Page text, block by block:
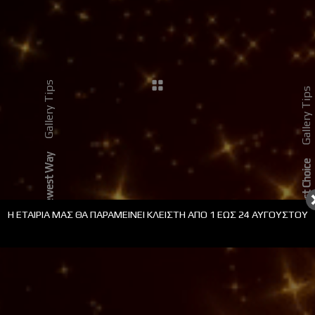
ΣΤΟΛΙΔΙΑ PLEXIGLASS ΜΕ
ΧΑΡΑΞΗ
The Newest Way
Gallery
Tips
The Best Choice
Gallery
Tips
Η ΕΤΑΙΡΊΑ ΜΑΣ ΘΑ ΠΑΡΑΜΕΊΝΕΙ ΚΛΕΙΣΤΉ ΑΠΟ 1 ΕΩΣ 24 ΑΥΓΟΎΣΤΟΥ